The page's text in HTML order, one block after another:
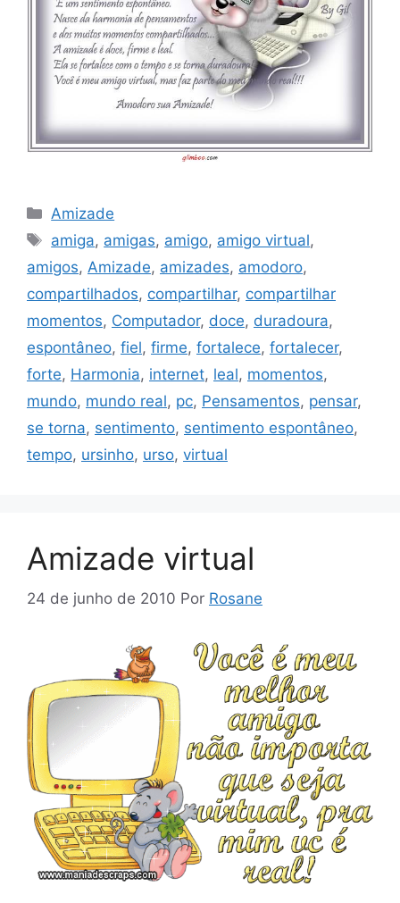
Categorias
Amizade
Tags
amiga, amigas, amigo, amigo virtual,
amigos, Amizade, amizades, amodoro,
compartilhados, compartilhar, compartilhar
momentos, Computador, doce, duradoura,
espontâneo, fiel, firme, fortalece, fortalecer,
forte, Harmonia, internet, leal, momentos,
mundo, mundo real, pc, Pensamentos, pensar,
se torna, sentimento, sentimento espontâneo,
tempo, ursinho, urso, virtual
Amizade virtual
24 de junho de 2010 Por Rosane